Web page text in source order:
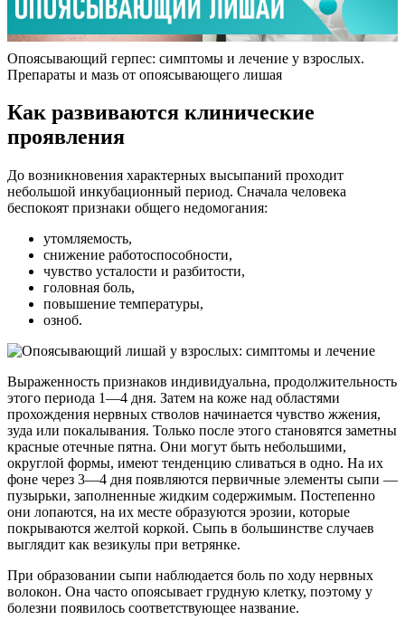
Опоясывающий герпес: симптомы и лечение у взрослых.
Препараты и мазь от опоясывающего лишая
Как развиваются клинические
проявления
До возникновения характерных высыпаний проходит
небольшой инкубационный период. Сначала человека
беспокоят признаки общего недомогания:
утомляемость,
снижение работоспособности,
чувство усталости и разбитости,
головная боль,
повышение температуры,
озноб.
Выраженность признаков индивидуальна, продолжительность
этого периода 1—4 дня. Затем на коже над областями
прохождения нервных стволов начинается чувство жжения,
зуда или покалывания. Только после этого становятся заметны
красные отечные пятна. Они могут быть небольшими,
округлой формы, имеют тенденцию сливаться в одно. На их
фоне через 3—4 дня появляются первичные элементы сыпи —
пузырьки, заполненные жидким содержимым. Постепенно
они лопаются, на их месте образуются эрозии, которые
покрываются желтой коркой. Сыпь в большинстве случаев
выглядит как везикулы при ветрянке.
При образовании сыпи наблюдается боль по ходу нервных
волокон. Она часто опоясывает грудную клетку, поэтому у
болезни появилось соответствующее название.